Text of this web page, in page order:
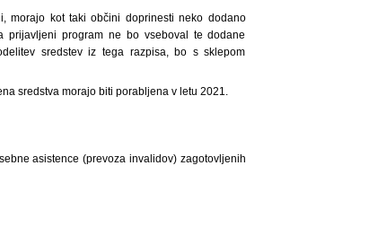
morajo kot taki občini doprinesti neko dodano
prijavljeni program ne bo vseboval te dodane
sredstev iz tega razpisa, bo s sklepom
sredstva morajo biti porabljena v letu 2021.
asistence (prevoza invalidov) zagotovljenih